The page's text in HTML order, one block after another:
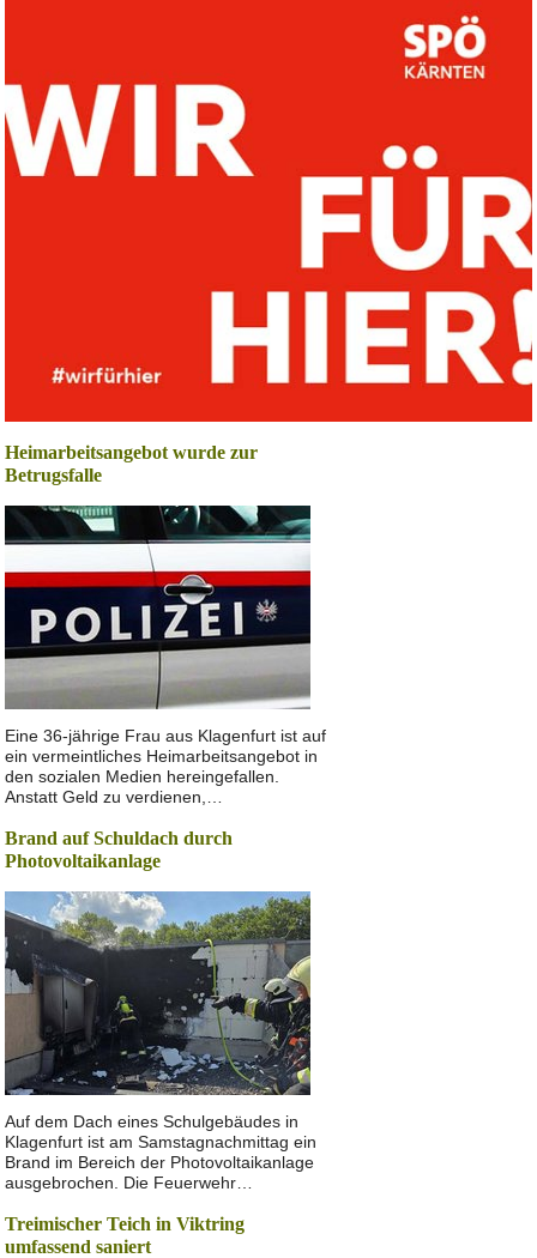
Heimarbeitsangebot wurde zur
Betrugsfalle
Eine 36-jährige Frau aus Klagenfurt ist auf
ein vermeintliches Heimarbeitsangebot in
den sozialen Medien hereingefallen.
Anstatt Geld zu verdienen,…
Brand auf Schuldach durch
Photovoltaikanlage
Auf dem Dach eines Schulgebäudes in
Klagenfurt ist am Samstagnachmittag ein
Brand im Bereich der Photovoltaikanlage
ausgebrochen. Die Feuerwehr…
Treimischer Teich in Viktring
umfassend saniert